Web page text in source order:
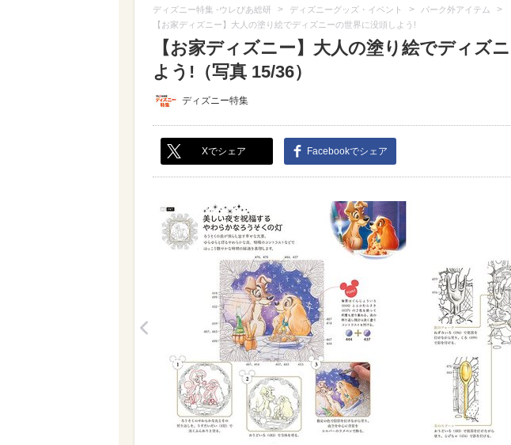
ディズニー特集 -ウレぴあ総研 > ディズニーグッズ・イベント > パーク外アイテム >
【お家ディズニー】大人の塗り絵でディズニーの世界に没頭しよう!
【お家ディズニー】大人の塗り絵でディズ
よう!（写真 15/36）
ディズニー特集
Xでシェア Facebookでシェア